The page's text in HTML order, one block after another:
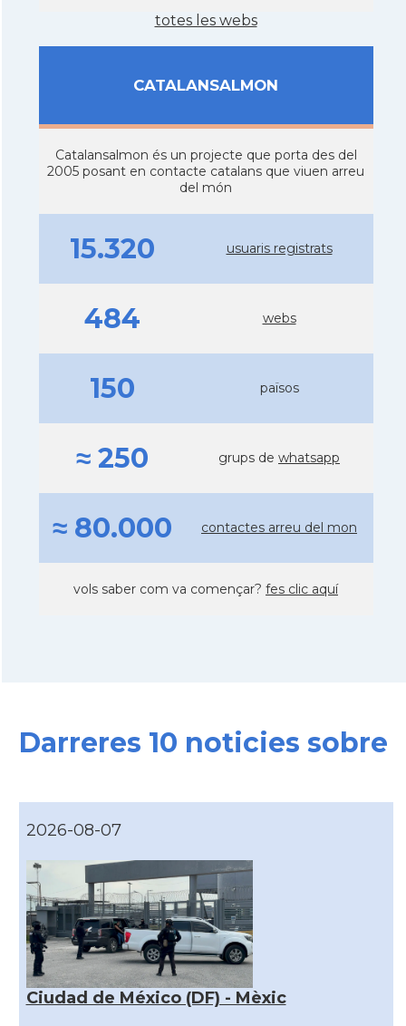
totes les webs
CATALANSALMON
Catalansalmon és un projecte que porta des del
2005 posant en contacte catalans que viuen arreu
del món
15.320 usuaris registrats
484 webs
150 països
≈ 250 grups de whatsapp
≈ 80.000 contactes arreu del mon
vols saber com va començar? fes clic aquí
Darreres 10 noticies sobre
2026-08-07
Ciudad de México (DF) - Mèxic